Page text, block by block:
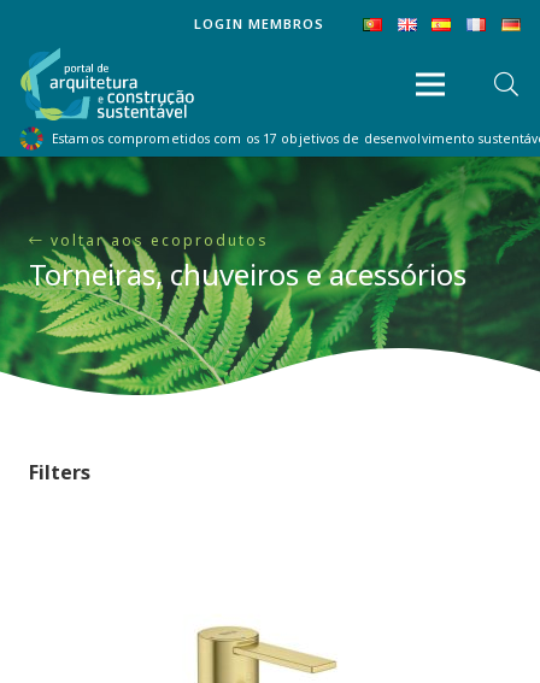
LOGIN MEMBROS
Estamos comprometidos com os 17 objetivos de desenvolvimento
voltar aos ecoprodutos
Torneiras, chuveiros e acessórios
Filters